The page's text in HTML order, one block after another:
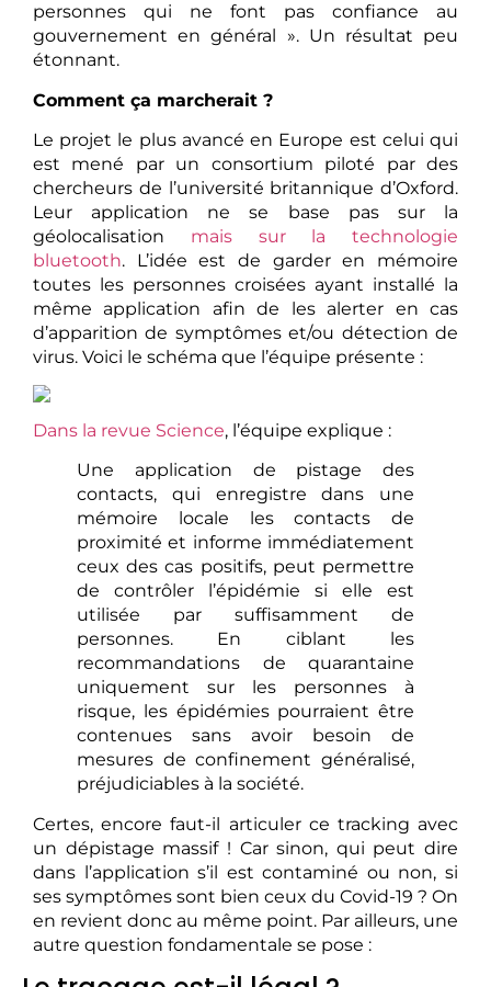
personnes qui ne font pas confiance au
gouvernement en général ». Un résultat peu
étonnant.
Comment ça marcherait ?
Le projet le plus avancé en Europe est celui qui
est mené par un consortium piloté par des
chercheurs de l’université britannique d’Oxford.
Leur application ne se base pas sur la
géolocalisation mais sur la technologie
bluetooth. L’idée est de garder en mémoire
toutes les personnes croisées ayant installé la
même application afin de les alerter en cas
d’apparition de symptômes et/ou détection de
virus. Voici le schéma que l’équipe présente :
Dans la revue Science, l’équipe explique :
Une application de pistage des
contacts, qui enregistre dans une
mémoire locale les contacts de
proximité et informe immédiatement
ceux des cas positifs, peut permettre
de contrôler l’épidémie si elle est
utilisée par suffisamment de
personnes. En ciblant les
recommandations de quarantaine
uniquement sur les personnes à
risque, les épidémies pourraient être
contenues sans avoir besoin de
mesures de confinement généralisé,
préjudiciables à la société.
Certes, encore faut-il articuler ce tracking avec
un dépistage massif ! Car sinon, qui peut dire
dans l’application s’il est contaminé ou non, si
ses symptômes sont bien ceux du Covid-19 ? On
en revient donc au même point. Par ailleurs, une
autre question fondamentale se pose :